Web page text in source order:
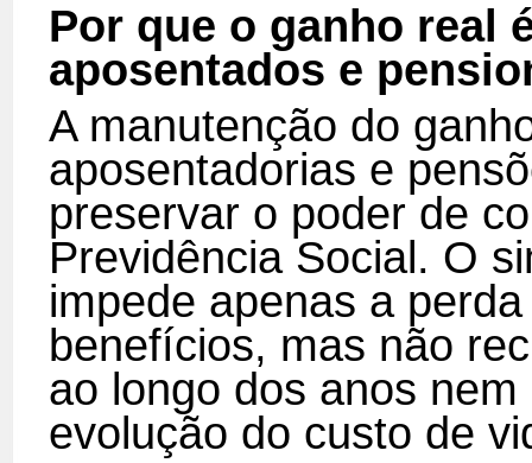
Por que o ganho real
aposentados e
A manutenção do
aposentadorias e
preservar o poder de
Previdência Social. O
impede apenas a
benefícios, mas não
ao longo dos anos
evolução do custo de